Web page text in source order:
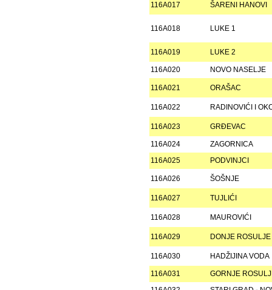
116A017 ŠARENI HANOVI
116A018 LUKE 1
116A019 LUKE 2
116A020 NOVO NASELJE
116A021 ORAŠAC
116A022 RADINOVIĆI I
116A023 GRÐEVAC
116A024
ZAGORNICA
116A025
PODVINJCI
116A026 ŠOŠNJE
116A027 TUJLIĆI
116A028 MAUROVIĆI
116A029 DONJE ROSULJE
116A030 HADŽIJINA VODA
116A031
GORNJE